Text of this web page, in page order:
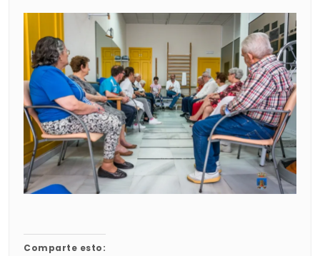
Comparte esto: